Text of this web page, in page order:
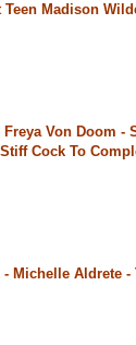
Teen Madison
Von Doom -
Cock To
- Michelle Aldrete